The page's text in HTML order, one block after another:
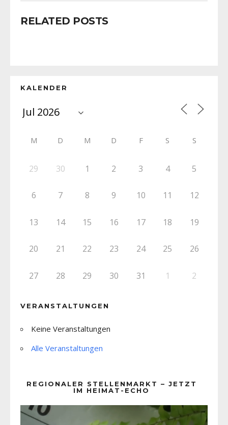
RELATED POSTS
KALENDER
M D M D F S S
29 30 1 2 3 4 5
6 7 8 9 10 11 12
13 14 15 16 17 18 19
20 21 22 23 24 25 26
27 28 29 30 31 1 2
VERANSTALTUNGEN
Keine Veranstaltungen
Alle Veranstaltungen
REGIONALER STELLENMARKT – JETZT
IM HEIMAT-ECHO